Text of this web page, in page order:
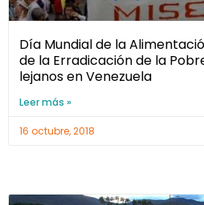
Día Mundial de la
de la Erradicación de la
lejanos en Venezuela
Leer más »
16 octubre, 2018